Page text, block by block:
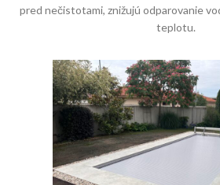
pred nečistotami, znižujú odparovanie
teplotu.